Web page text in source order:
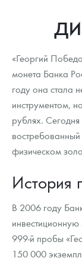
Монеты
Монеты стран
Георгий
Золотой червонец
Золотые слитки
Аксессуары
Гарри Поттер
Флот: ледоколы и
Жетоны
Ювелирные
Выкуп монет
Выкуп
Вопрос - ответ
Памятка для
Условия возврата
Политика
Положение по
Информация
Распродажа монет
Аналитика и
Итоги 2025 года.
2026 год
Cтатьи
Георгий
Курс золота и
Лом выкуп
Скупка слитков
Контакты
О нас
Наши преимущества
Письмо директору
«Георгий
монета Банка
году она стала
инструментом,
рублях.
физическом
История
В 2006 году
999-й пробы
150 000